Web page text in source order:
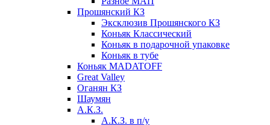
Прошянский КЗ
Эксклюзив Прошянского КЗ
Коньяк Классический
Коньяк в подарочной упаковке
Коньяк в тубе
Коньяк MADATOFF
Great Valley
Оганян КЗ
Шаумян
А.К.З.
А.К.З. в п/у